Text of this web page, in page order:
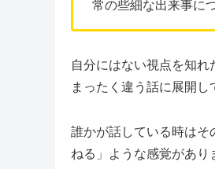
常の些細な出来事に
自分にはない視点を知
まったく違う話に展開し
誰かが話している時はそ
ねる」ような感覚があり